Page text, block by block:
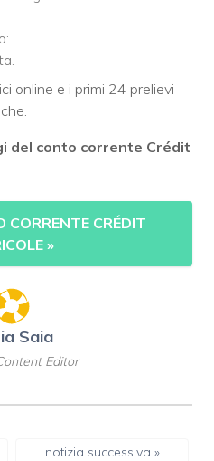
online e i primi 24 prelievi
del conto corrente Crédit
CRÉDIT
»
Saia
Editor
notizia successiva »